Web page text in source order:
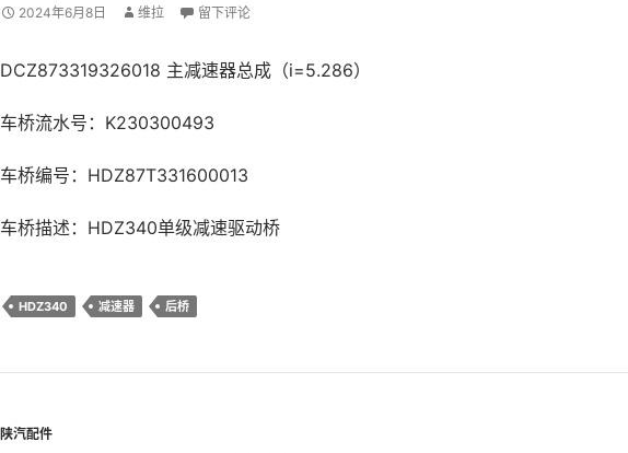
2024年6月8日 维拉 留下评论
DCZ873319326018 主减速器总成（i=5.286）
车桥流水号：K230300493
车桥编号：HDZ87T331600013
车桥描述：HDZ340单级减速驱动桥
HDZ340 减速器 后桥
陕汽配件